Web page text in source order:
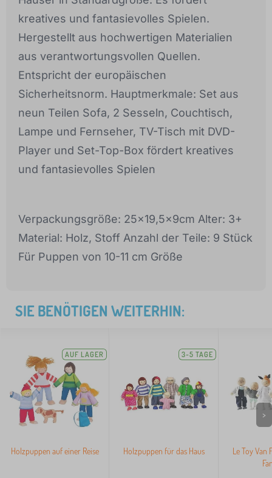
kreatives und fantasievolles Spielen.
Hergestellt aus hochwertigen Materialien
aus verantwortungsvollen Quellen.
Entspricht der europäischen
Sicherheitsnorm. Hauptmerkmale: Set aus
neun Teilen Sofa, 2 Sesseln, Couchtisch,
Lampe und Fernseher, TV-Tisch mit DVD-
Player und Set-Top-Box fördert kreatives
und fantasievolles Spielen
Verpackungsgröße: 25x19,5x9cm Alter: 3+
Material: Holz, Stoff Anzahl der Teile: 9 Stück
Für Puppen von 10-11 cm Größe
SIE BENÖTIGEN WEITERHIN:
AUF LAGER
Holzpuppen auf einer Reise
3-5 TAGE
Holzpuppen für das Haus
Le Toy Van
>